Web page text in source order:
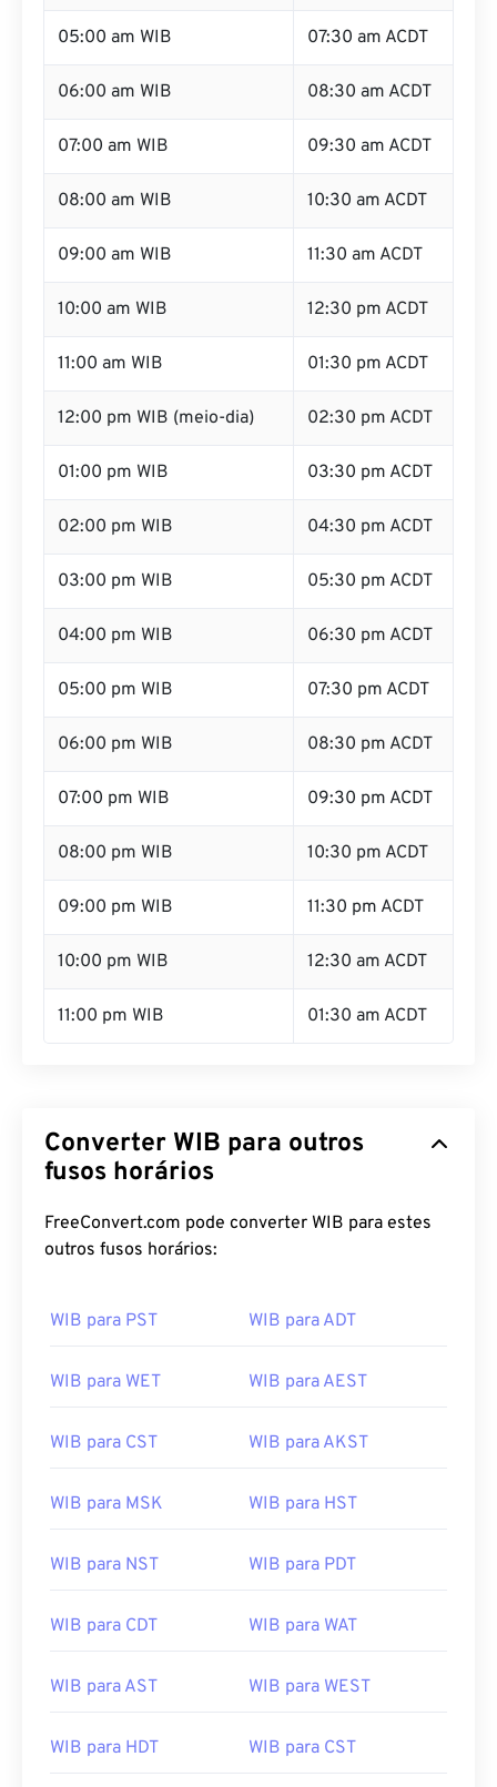
05:00 am WIB 07:30 am ACDT
06:00 am WIB 08:30 am ACDT
07:00 am WIB 09:30 am ACDT
08:00 am WIB 10:30 am ACDT
09:00 am WIB 11:30 am ACDT
10:00 am WIB 12:30 pm ACDT
11:00 am WIB 01:30 pm ACDT
12:00 pm WIB (meio-dia) 02:30 pm ACDT
01:00 pm WIB 03:30 pm ACDT
02:00 pm WIB 04:30 pm ACDT
03:00 pm WIB 05:30 pm ACDT
04:00 pm WIB 06:30 pm ACDT
05:00 pm WIB 07:30 pm ACDT
06:00 pm WIB 08:30 pm ACDT
07:00 pm WIB 09:30 pm ACDT
08:00 pm WIB 10:30 pm ACDT
09:00 pm WIB 11:30 pm ACDT
10:00 pm WIB 12:30 am ACDT
11:00 pm WIB 01:30 am ACDT
Converter WIB para outros
fusos horários
FreeConvert.com pode converter WIB para estes
outros fusos horários:
WIB para PST WIB para ADT
WIB para WET WIB para AEST
WIB para CST WIB para AKST
WIB para MSK WIB para HST
WIB para NST WIB para PDT
WIB para CDT WIB para WAT
WIB para AST WIB para WEST
WIB para HDT WIB para CST